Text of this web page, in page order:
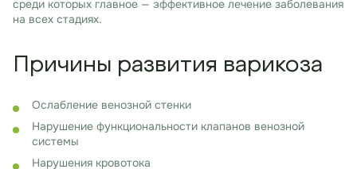
среди которых главное — эффективное лечение заболевания
на всех стадиях.
Причины развития варикоза
Ослабление венозной стенки
Нарушение функциональности клапанов венозной
системы
Нарушения кровотока